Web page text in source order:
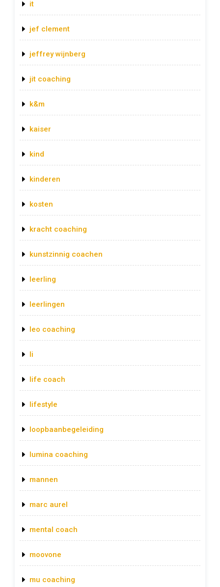
it
jef clement
jeffrey wijnberg
jit coaching
k&m
kaiser
kind
kinderen
kosten
kracht coaching
kunstzinnig coachen
leerling
leerlingen
leo coaching
li
life coach
lifestyle
loopbaanbegeleiding
lumina coaching
mannen
marc aurel
mental coach
moovone
mu coaching